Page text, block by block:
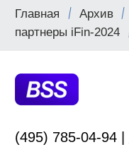
Главная Архив
партнеры iFin-2024
(495) 785-04-94 |